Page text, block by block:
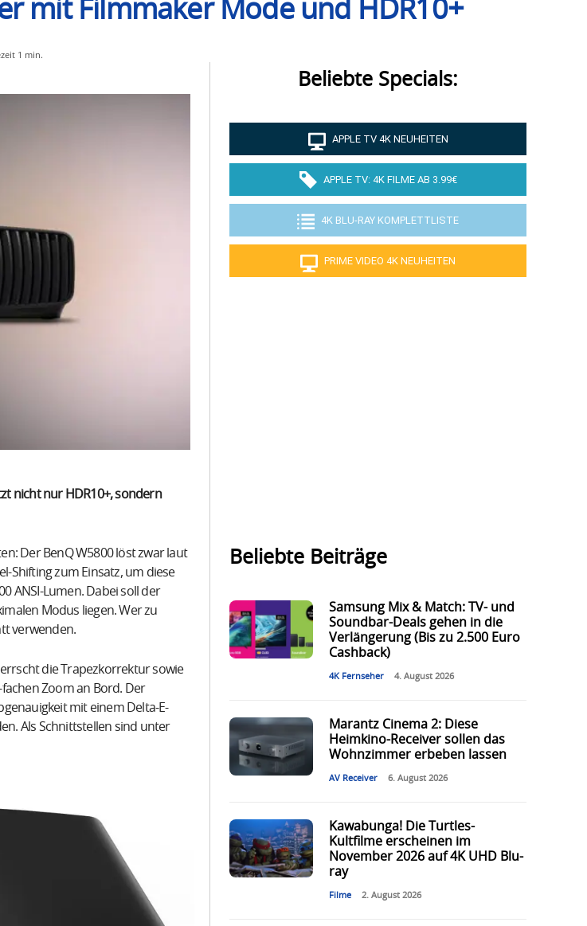
mit Filmmaker Mode und HDR10+
1 min.
nicht nur HDR10+, sondern
Der BenQ W5800 löst zwar laut
Shifting zum Einsatz, um diese
ANSI-Lumen. Dabei soll der
Modus liegen. Wer zu
verwenden.
die Trapezkorrektur sowie
Zoom an Bord. Der
mit einem Delta-E-
Als Schnittstellen sind unter
Beliebte Specials:
APPLE TV 4K NEUHEITEN
APPLE TV: 4K FILME AB 3.99€
4K BLU-RAY KOMPLETTLISTE
PRIME VIDEO 4K NEUHEITEN
Beliebte Beiträge
Samsung Mix & Match: TV- und
Soundbar-Deals gehen in die
Verlängerung (Bis zu 2.500 Euro
Cashback)
4K Fernseher 4. August 2026
Marantz Cinema 2: Diese
Heimkino-Receiver sollen das
Wohnzimmer erbeben lassen
AV Receiver 6. August 2026
Kawabunga! Die Turtles-
Kultfilme erscheinen im
November 2026 auf 4K UHD Blu-
ray
Filme 2. August 2026